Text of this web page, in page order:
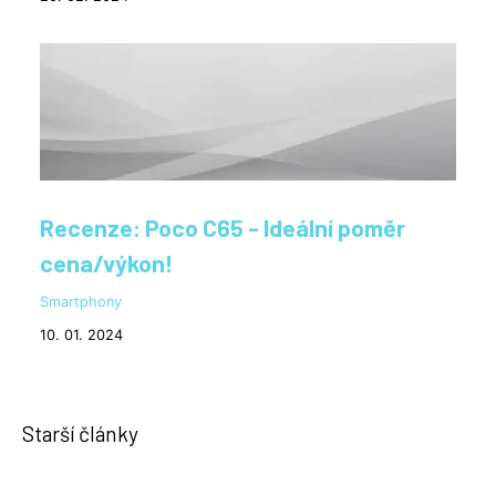
Recenze: Poco C65 - Ideální poměr
cena/výkon!
Smartphony
10. 01. 2024
Starší články